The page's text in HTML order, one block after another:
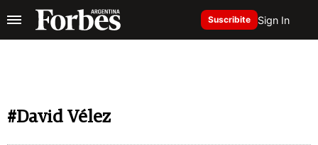
Suscribite Sign In
#David Vélez